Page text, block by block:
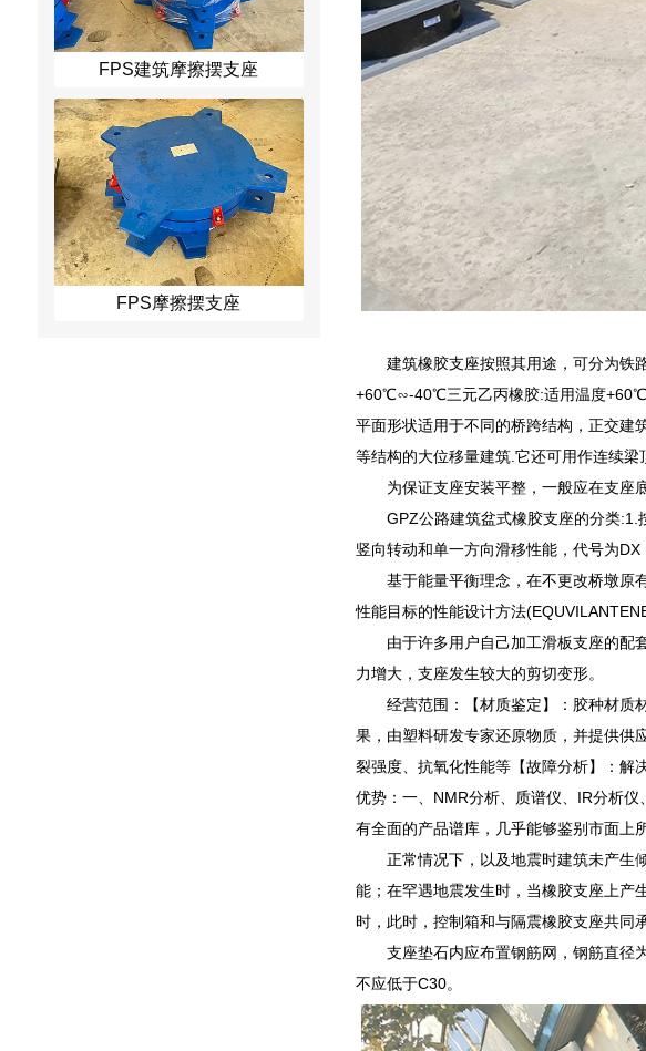
FPS建筑摩擦摆支座
FPS摩擦摆支座
建筑橡胶支座按照其用途，可分为
+60℃∽-40℃三元乙丙橡胶:适用温度
平面形状适用于不同的桥跨结构，正交建
等结构的大位移量建筑.它还可用作连续
为保证支座安装平整，一般应在支座
GPZ公路建筑盆式橡胶支座的分类
竖向转动和单一方向滑移性能，代号为
基于能量平衡理念，在不更改桥墩原
性能目标的性能设计方法
由于许多用户自己加工滑板支座的配
力增大，支座发生较大的剪切变形。
经营范围：【材质鉴定】：胶种材质
果，由塑料研发专家还原物质，并提供供
裂强度、抗氧化性能等【故障分析】：解
优势：一、NMR分析、质谱仪、IR分析
有全面的产品谱库，几乎能够鉴别市面上
正常情况下，以及地震时建筑未产生
能；在罕遇地震发生时，当橡胶支座上产
时，此时，控制箱和与隔震橡胶支座共同
支座垫石内应布置钢筋网，钢筋直径
不应低于C30。